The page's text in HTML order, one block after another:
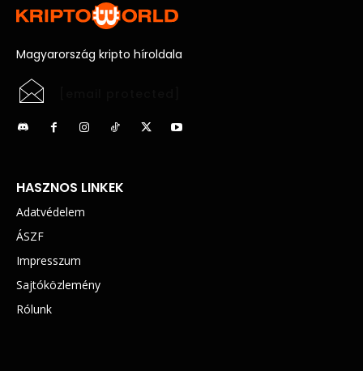
Magyarország kripto híroldala
HASZNOS LINKEK
Adatvédelem
ÁSZF
Impresszum
Sajtóközlemény
Rólunk